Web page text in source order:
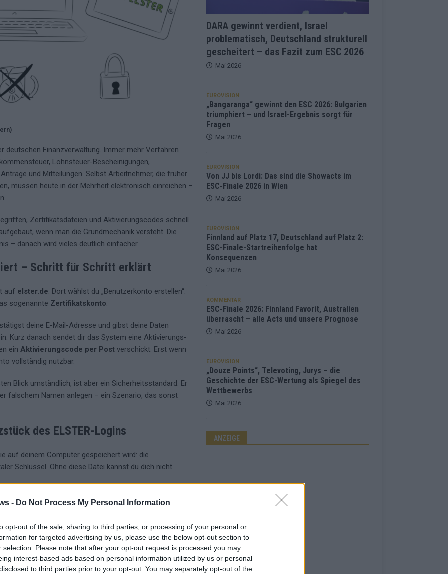
- Do Not Process My Personal Information
opt-out of the sale, sharing to third parties, or processing of your personal or
for targeted advertising by us, please use the below opt-out section to
selection. Please note that after your opt-out request is processed you may
interest-based ads based on personal information utilized by us or personal
to third parties prior to your opt-out. You may separately opt-out of the
deutschen Finanzverwaltung. Immer mehr Verfahren
Lohnsteuer-Bescheinigungen,
und Mitteilungen. Selbst Arbeitnehmer, die früher
müssen heute in der Mehrheit elektronisch einreichen –
Zertifikatsdateien und Aktivierungscodes schnell
wenn man die Grundmechanik versteht. Die
– danach wird vieles deutlich einfacher.
– Schritt für Schritt erklärt
auf elster.de. Dort wählst du „Benutzerkonto erstellen“.
sogenannte Zertifikatskonto.
deine E-Mail-Adresse und gibst deine Daten
Kurz danach sendet dir das System eine Aktivierungs-
ein Aktivierungscode per Post verschickt. Erst wenn
vollständig nutzbar.
Blick umständlich, ist aber ein Sicherheitsstandard. Er
falschem Namen anlegen – ein Szenario, das sonst
des ELSTER-Logins
auf deinem Computer gespeichert wird: die
Schlüssel. Ohne diese Datei kannst du dich nicht
und später gelöscht.
(funktioniert nicht).
was zu Fehlermeldungen führt.
haben.
DARA gewinnt verdient, Israel
problematisch, Deutschland strukturell
gescheitert – das Fazit zum ESC 2026
Mai 2026
EUROVISION
„Bangaranga“ gewinnt den ESC 2026: Bulgarien
triumphiert – und Israel-Ergebnis sorgt für
Fragen
Mai 2026
EUROVISION
Von JJ bis Lordi: Das sind die Showacts im
ESC-Finale 2026 in Wien
Mai 2026
EUROVISION
Finnland auf Platz 17, Deutschland auf Platz 2:
ESC-Finale-Startreihenfolge hat
Konsequenzen
Mai 2026
KOMMENTAR
ESC-Finale 2026: Finnland Favorit, Australien
überrascht – alle Acts und unsere Prognose
Mai 2026
EUROVISION
„Douze Points“, Televoting, Jurys – die
Geschichte der ESC-Wertung als Spiegel des
Wettbewerbs
Mai 2026
ANZEIGE